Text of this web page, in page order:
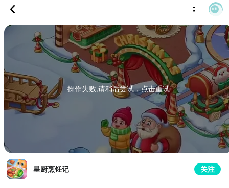
操作失败,请稍后尝试，点击重试
星厨烹饪记 关注